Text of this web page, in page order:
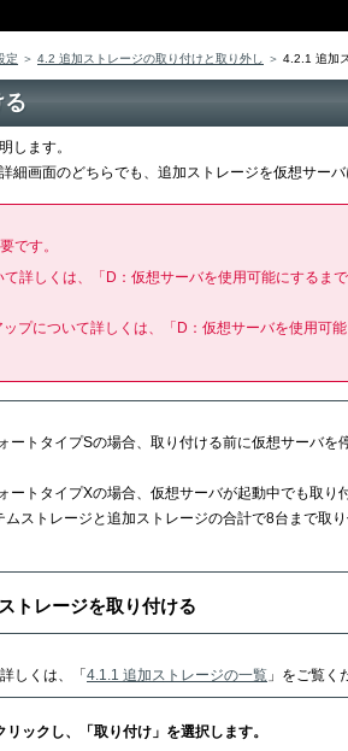
定 4.2 追加ストレージの取り付けと取り外し 4.2.1 追加
します。
細画面のどちらでも、追加ストレージを仮想サー
です。
詳しくは、「D：仮想サーバを使用可能にするま
プについて詳しくは、「D：仮想サーバを使用可
ートタイプSの場合、取り付ける前に仮想サーバ
ートタイプXの場合、仮想サーバが起動中でも取り
ストレージと追加ストレージの合計で8台まで取
トレージを取り付ける
しくは、「 4.1.1 追加ストレージの一覧 」をご覧く
ックし、「取り付け」を選択します。